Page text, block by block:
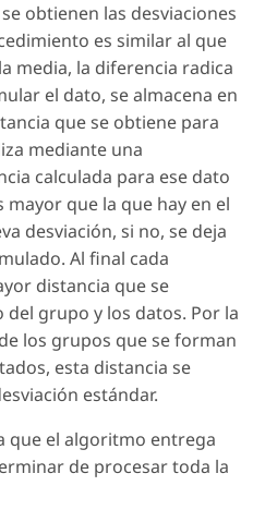
obtienen las desviaciones
es similar al que
media, la diferencia radica
el dato, se almacena en
que se obtiene para
mediante una
calculada para ese dato
que la que hay en el
desviación, si no, se deja
Al final cada
distancia que se
grupo y los datos. Por la
los grupos que se forman
esta distancia se
estándar.
que el algoritmo entrega
de procesar toda la